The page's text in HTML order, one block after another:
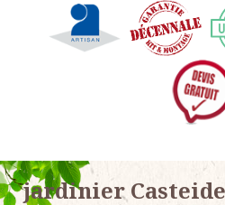
jardinier Casteide